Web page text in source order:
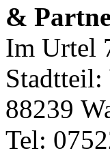
&
Im Urtel
Stadtteil:
88239
Tel: